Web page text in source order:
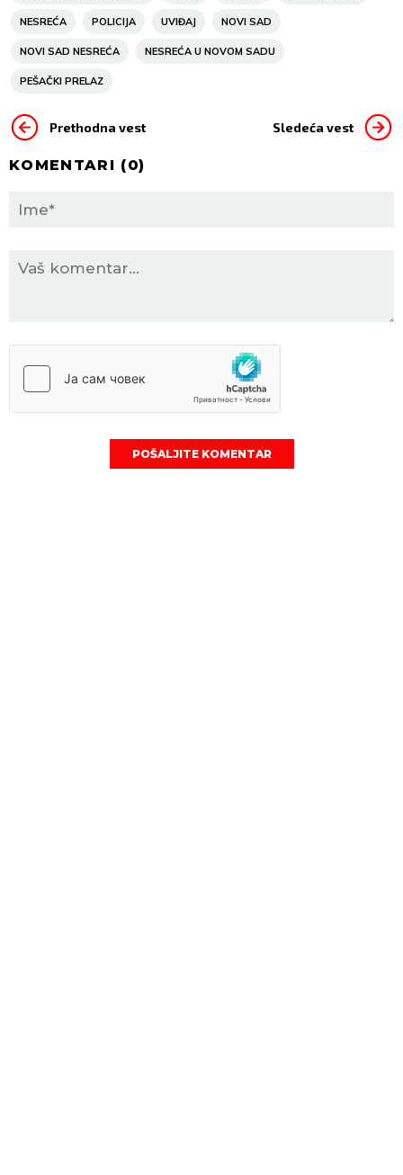
NESREĆA POLICIJA UVIĐAJ NOVI SAD
NOVI SAD NESREĆA NESREĆA U NOVOM SADU
PEŠAČKI PRELAZ
Prethodna vest Sledeća vest
KOMENTARI (0)
POŠALJITE KOMENTAR